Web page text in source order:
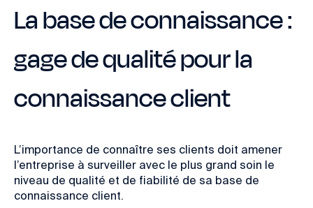
La base de connaissance :
gage de qualité pour la
connaissance client
L’importance de connaître ses clients doit amener
l’entreprise à surveiller avec le plus grand soin le
niveau de qualité et de fiabilité de sa base de
connaissance client.